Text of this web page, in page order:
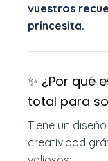
vuestros
princesita.
✨ ¿Por qué
total para
Tiene un
creatividad